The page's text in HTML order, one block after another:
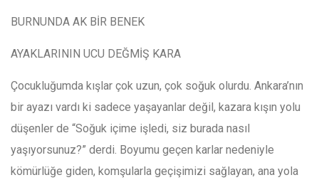
BURNUNDA AK BİR BENEK
AYAKLARININ UCU DEĞMİŞ KARA
Çocukluğumda kışlar çok uzun, çok soğuk olurdu. Ankara’nın
bir ayazı vardı ki sadece yaşayanlar değil, kazara kışın yolu
düşenler de “Soğuk içime işledi, siz burada nasıl
yaşıyorsunuz?” derdi. Boyumu geçen karlar nedeniyle
kömürlüğe giden, komşularla geçişimizi sağlayan, ana yola